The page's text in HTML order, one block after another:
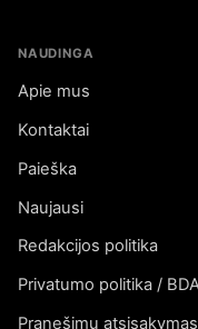
NAUDINGA
Apie mus
Kontaktai
Paieška
Naujausi
Redakcijos politika
Privatumo politika /
Pranešimų atsisakymas